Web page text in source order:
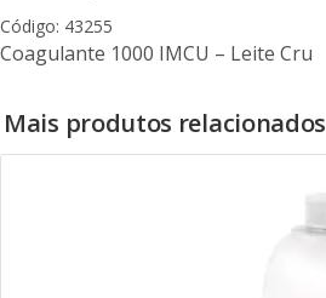
Código: 43255
Coagulante 1000 IMCU – Leite Cru
Mais produtos relacionados